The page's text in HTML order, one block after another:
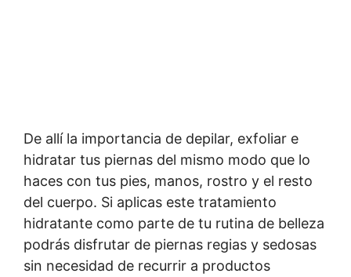
De allí la importancia de depilar, exfoliar e
hidratar tus piernas del mismo modo que lo
haces con tus pies, manos, rostro y el resto
del cuerpo. Si aplicas este tratamiento
hidratante como parte de tu rutina de belleza
podrás disfrutar de piernas regias y sedosas
sin necesidad de recurrir a productos